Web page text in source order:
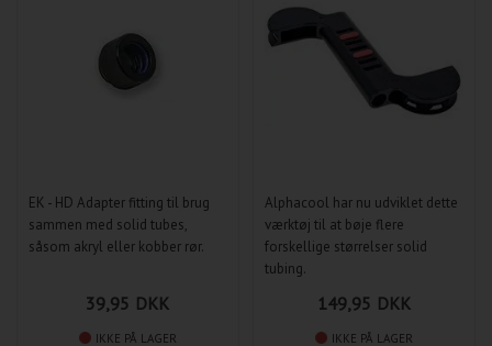
EK - HD Adapter fitting til brug
sammen med solid tubes,
såsom akryl eller kobber rør.
39,95 DKK
IKKE PÅ LAGER
Alphacool har nu udviklet dette
værktøj til at bøje flere
forskellige størrelser solid
tubing.
149,95 DKK
IKKE PÅ LAGER